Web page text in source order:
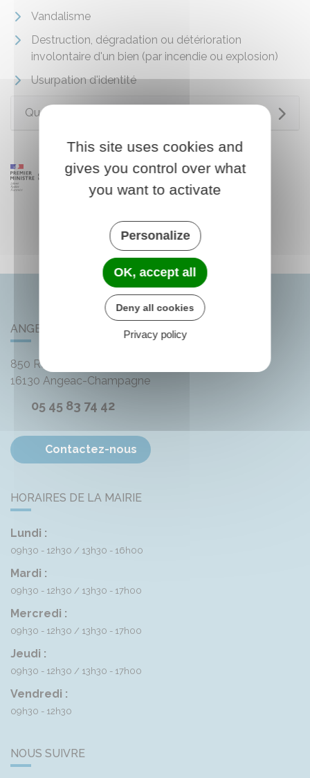
Vandalisme
Destruction, dégradation ou détérioration
involontaire d'un bien (par incendie ou explosion)
Usurpation d'identité
Questions ? Réponses !
ANGEAC-CHAMPAGNE
850 Rue des Distilleries
16130 Angeac-Champagne
05 45 83 74 42
Contactez-nous
HORAIRES DE LA MAIRIE
Lundi :
09h30 - 12h30 13h30 - 16h00
Mardi :
09h30 - 12h30 13h30 - 17h00
Mercredi :
09h30 - 12h30 13h30 - 17h00
Jeudi :
09h30 - 12h30 13h30 - 17h00
Vendredi :
09h30 - 12h30
NOUS SUIVRE
This site uses cookies and
gives you control over what
you want to activate
Personalize
OK, accept all
Deny all cookies
Privacy policy